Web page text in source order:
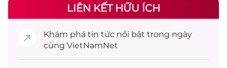
LIÊN KẾT HỮU ÍCH
Khám phá tin tức nổi bật trong ngày
cùng VietNamNet